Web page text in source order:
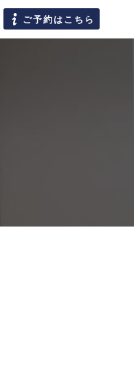
ご予約はこちら